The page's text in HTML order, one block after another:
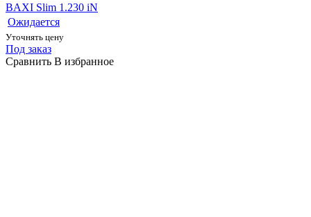
BAXI Slim 1.230 iN
Ожидается
Уточнять цену
Под заказ
Сравнить В избранное